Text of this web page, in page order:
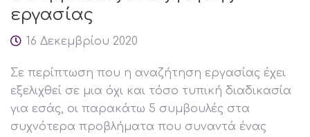
εργασίας
16 Δεκεμβρίου 2020
Σε περίπτωση που η αναζήτηση εργασίας έχει
εξελιχθεί σε μια όχι και τόσο τυπική διαδικασία
για εσάς, οι παρακάτω 5 συμβουλές στα
συχνότερα προβλήματα που συναντά ένας